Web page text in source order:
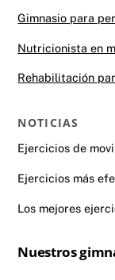
Gimnasio para
Nutricionista en
Rehabilitación
NOTICIAS
Ejercicios de
Ejercicios más
Los mejores
Nuestros